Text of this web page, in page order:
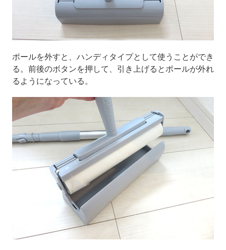
ポールを外すと、ハンディタイプとして使うことができ
る。前後のボタンを押して、引き上げるとポールが外れ
るようになっている。